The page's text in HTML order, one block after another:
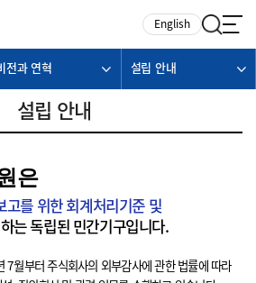
English
전과 연혁 설립 안내
설립 안내
은
고를 위한 회계처리기준 및
는 독립된 민간기구입니다.
월부터 주식회사의 외부감사에 관한 법률에 따라